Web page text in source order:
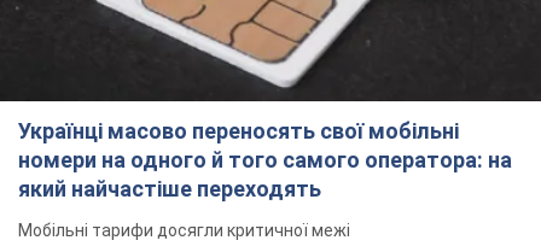
Українці масово переносять свої мобільні
номери на одного й того самого оператора: на
який найчастіше переходять
Мобільні тарифи досягли критичної межі